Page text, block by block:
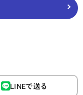
LINEで送る